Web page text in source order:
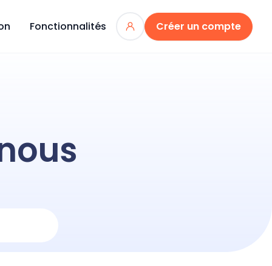
Fonctionnalités Créer un compte